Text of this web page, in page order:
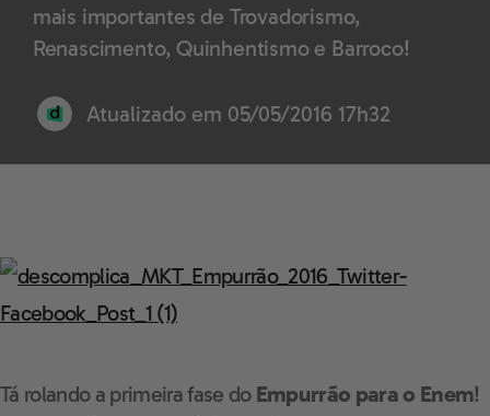
mais importantes de Trovadorismo,
Renascimento, Quinhentismo e Barroco!
Atualizado em 05/05/2016 17h32
Tá rolando a primeira fase do Empurrão para o Enem!